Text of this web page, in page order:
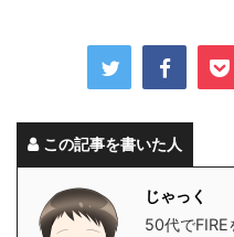
この記事を書いた人
じゃっく
50代でFIRE